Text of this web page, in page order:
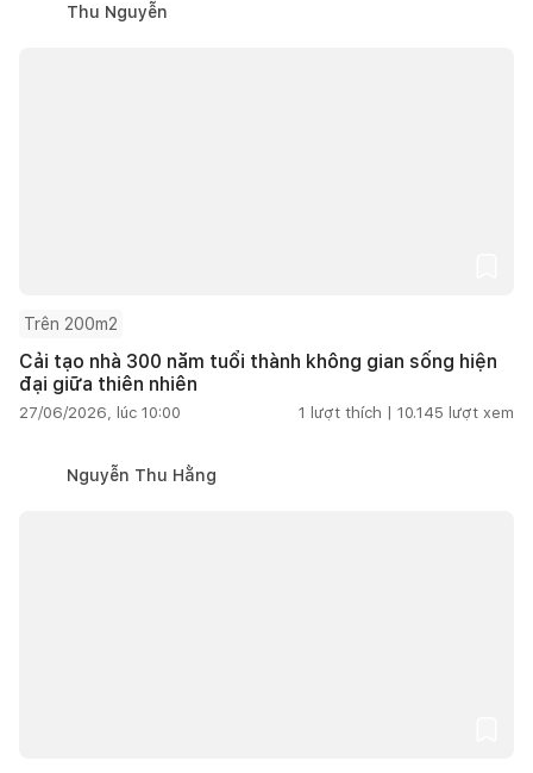
Thu Nguyễn
Trên 200m2
Cải tạo nhà 300 năm tuổi thành không gian sống hiện
đại giữa thiên nhiên
27/06/2026, lúc 10:00 1 lượt thích | 10.145 lượt xem
Nguyễn Thu Hằng